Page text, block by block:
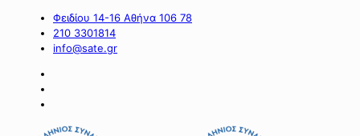
Φειδίου 14-16 Αθήνα 106 78
210 3301814
info@sate.gr